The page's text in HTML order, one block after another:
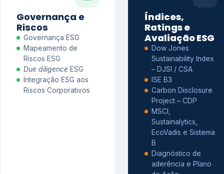
Governança e
Riscos
Governança ESG
Mapeamento de
Riscos ESG
Due diligence ESG
Integração ESG aos
Riscos Corporativos
Índices,
Ratings e
Avaliação ESG
Dow Jones
Sustainability Index
– DJSI / CSA
ISE B3
Carbon Disclosure
Project – CDP
MSCI,
Sustainalytics,
EcoVadis e Sistema
B
Diagnóstico de
aderência e Plano